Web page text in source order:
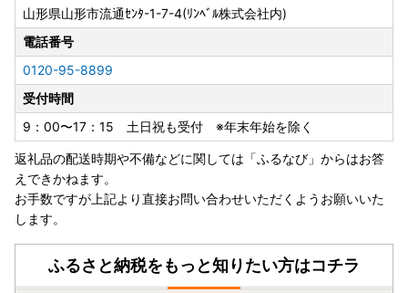
【アプリのご紹介】
☆ふるさと納税でポイントを貯めて山形の特産品や宿泊券に
応募しよう！☆
山形市では、山形市へのふるさと納税やミニゲームでポイン
トを貯めて、
山形市の特産品や宿泊券に応募できるオリジナルアプリAbe
z（あべず）を公開しています。
「あべず」とは「行こうよ」という意味の方言。ほっぺたが
落ちそうな美味しい食べ物から、緻密な手仕事に感動必至の
伝統工芸、さらには国内外から注目されている観光スポット
まで、山形ブランドの魅力があふれるワンダーランド、山形
市。
アプリでクイズやミニゲームにチャレンジして山形市の魅力
山形県山形市流通ｾﾝﾀ-1-7-4(ﾘﾝﾍﾞﾙ株式会社内)
電話番号
0120-95-8899
受付時間
9：00〜17：15 土日祝も受付 ※年末年始を除く
返礼品の配送時期や不備などに関しては「ふるなび」からはお答
えできかねます。
お手数ですが上記より直接お問い合わせいただくようお願いいた
します。
ふるさと納税をもっと知りたい方はコチラ